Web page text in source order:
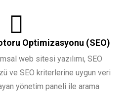
Optimizasyonu (SEO)
web sitesi yazılımı, SEO
ve SEO kriterlerine uygun veri
yönetim paneli ile arama